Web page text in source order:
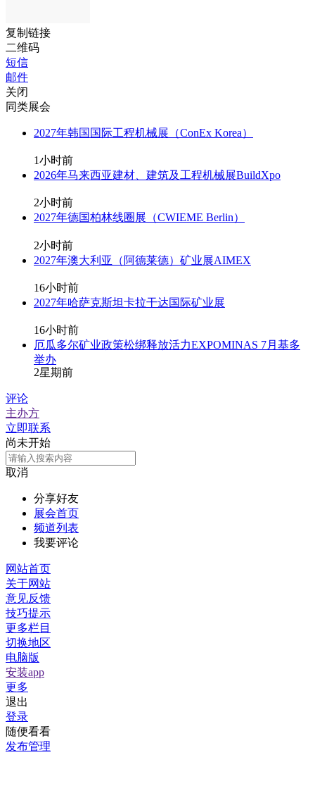
复制链接
二维码
短信
邮件
关闭
同类展会
2027年韩国国际工程机械展（ConEx Korea）
1小时前
2026年马来西亚建材、建筑及工程机械展BuildXpo
2小时前
2027年德国柏林线圈展（CWIEME Berlin）
2小时前
2027年澳大利亚（阿德莱德）矿业展AIMEX
16小时前
2027年哈萨克斯坦卡拉干达国际矿业展
16小时前
厄瓜多尔矿业政策松绑释放活力EXPOMINAS 7月基多
举办
2星期前
评论
主办方
立即联系
尚未开始
取消
分享好友
展会首页
频道列表
我要评论
网站首页
关于网站
意见反馈
技巧提示
更多栏目
切换地区
电脑版
安装app
更多
退出
登录
随便看看
发布管理